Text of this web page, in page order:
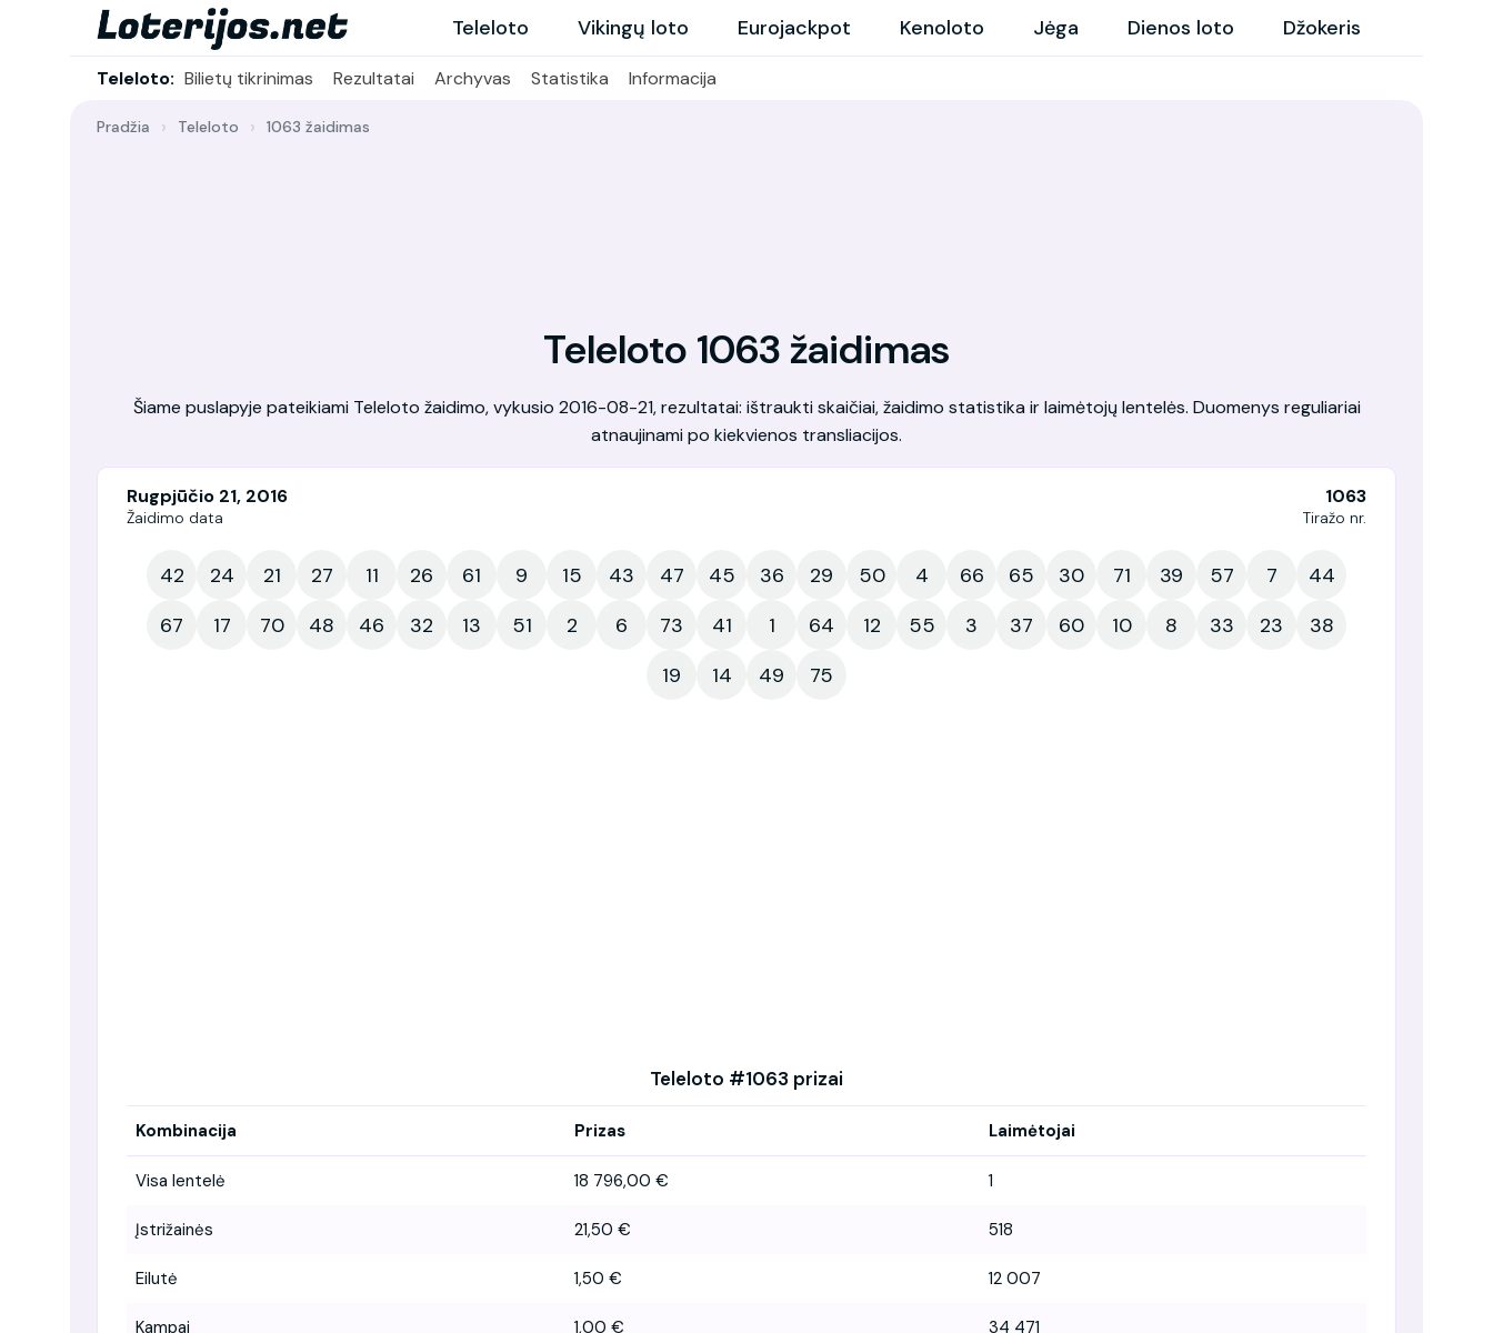
Teleloto Vikingų loto Eurojackpot Kenoloto Jėga Dienos loto Džokeris
Teleloto: Bilietų tikrinimas Rezultatai Archyvas Statistika Informacija
Pradžia Teleloto 1063 žaidimas
Teleloto 1063 žaidimas
Šiame puslapyje pateikiami Teleloto žaidimo, vykusio 2016-08-21, rezultatai: ištraukti skaičiai, žaidimo statistika ir laimėtojų lentelės. Duomenys reguliariai
atnaujinami po kiekvienos transliacijos.
Rugpjūčio 21, 2016
Žaidimo data
1063
Tiražo nr.
42 24 21 27 11 26 61 9 15 43 47 45 36 29 50 4 66 65 30 71 39 57 7
44
67
17 70 48 46 32 13 51 2 6 73 41 1 64 12 55 3 37 60 10 8 33 23
38
19
14 49 75
Teleloto #1063 prizai
Kombinacija Prizas Laimėtojai
Visa lentelė 18 796,00 € 1
Įstrižainės 21,50 € 518
Eilutė 1,50 € 12 007
Kampai 1,00 € 34 471